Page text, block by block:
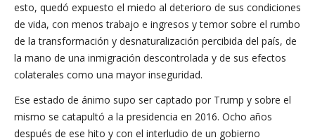
esto, quedó expuesto el miedo al deterioro de sus condiciones
de vida, con menos trabajo e ingresos y temor sobre el rumbo
de la transformación y desnaturalización percibida del país, de
la mano de una inmigración descontrolada y de sus efectos
colaterales como una mayor inseguridad.
Ese estado de ánimo supo ser captado por Trump y sobre el
mismo se catapultó a la presidencia en 2016. Ocho años
después de ese hito y con el interludio de un gobierno